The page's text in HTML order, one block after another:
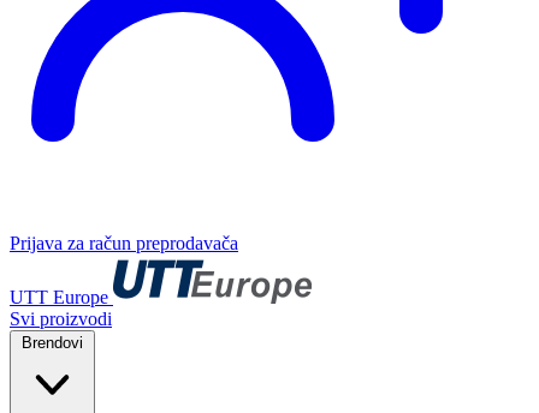
Prijava za račun preprodavača
UTT Europe
Svi proizvodi
Brendovi